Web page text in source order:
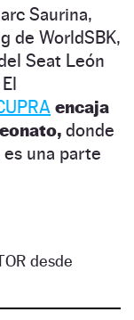
Saurina,
de WorldSBK,
Seat León
encaja
donde
una parte
desde